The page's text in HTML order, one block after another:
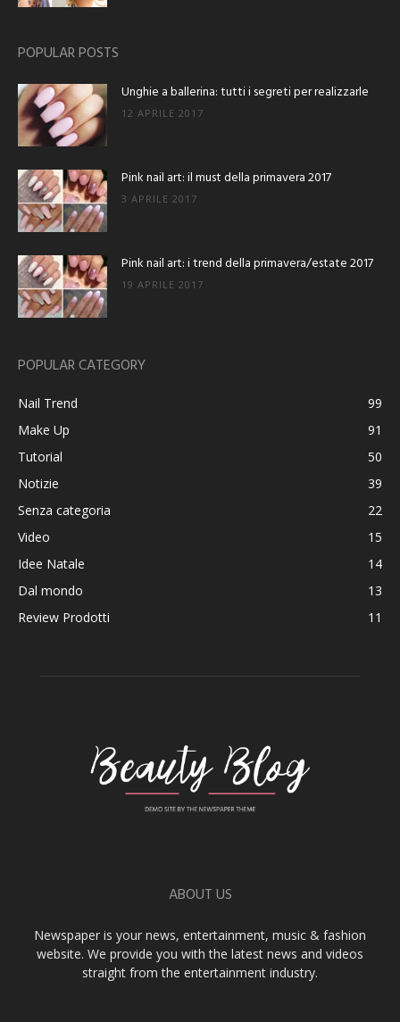
POPULAR POSTS
Unghie a ballerina: tutti i segreti per realizzarle
12 APRILE 2017
Pink nail art: il must della primavera 2017
3 APRILE 2017
Pink nail art: i trend della primavera/estate 2017
19 APRILE 2017
POPULAR CATEGORY
Nail Trend
99
Make Up
91
Tutorial
50
Notizie
39
Senza categoria
22
Video
15
Idee Natale
14
Dal mondo
13
Review Prodotti
11
ABOUT US
Newspaper is your news, entertainment, music & fashion
website. We provide you with the latest news and videos
straight from the entertainment industry.